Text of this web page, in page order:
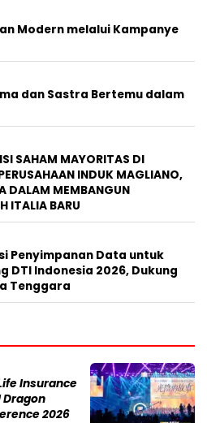
Modern melalui Kampanye
dan Sastra Bertemu dalam
SAHAM MAYORITAS DI
INDUK MAGLIANO,
DALAM MEMBANGUN
ITALIA BARU
Penyimpanan Data untuk
DTI Indonesia 2026, Dukung
Tenggara
Insurance
2026